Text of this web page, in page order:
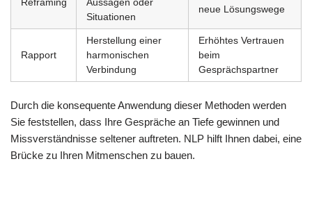
Reframing
Aussagen oder
Situationen
neue Lösungswege
Rapport
Herstellung einer
harmonischen
Verbindung
Erhöhtes Vertrauen
beim
Gesprächspartner
Durch die konsequente Anwendung dieser Methoden werden
Sie feststellen, dass Ihre Gespräche an Tiefe gewinnen und
Missverständnisse seltener auftreten. NLP hilft Ihnen dabei, eine
Brücke zu Ihren Mitmenschen zu bauen.